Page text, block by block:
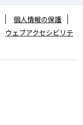
個人情報の保護
ウェブアクセシビリテ